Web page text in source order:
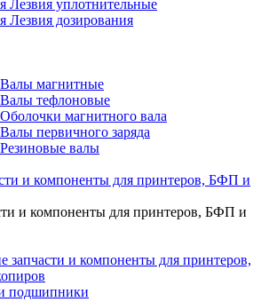
Лезвия уплотнительные
Лезвия дозирования
Валы магнитные
Валы тефлоновые
Оболочки магнитного вала
Валы первичного заряда
Резиновые валы
и компоненты для принтеров, БФП и
и компоненты для принтеров, БФП и
подшипники